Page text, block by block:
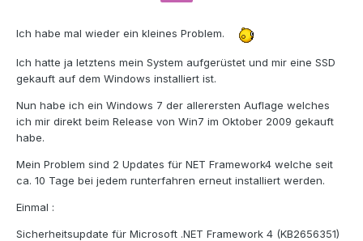
Ich habe mal wieder ein kleines Problem.
Ich hatte ja letztens mein System aufgerüstet und mir eine SSD
gekauft auf dem Windows installiert ist.
Nun habe ich ein Windows 7 der allerersten Auflage welches
ich mir direkt beim Release von Win7 im Oktober 2009 gekauft
habe.
Mein Problem sind 2 Updates für NET Framework4 welche seit
ca. 10 Tage bei jedem runterfahren erneut installiert werden.
Einmal :
Sicherheitsupdate für Microsoft .NET Framework 4 (KB2656351)